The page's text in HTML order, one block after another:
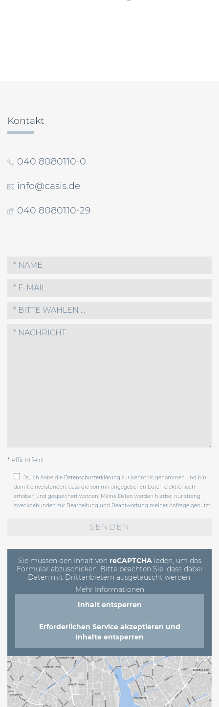
Kontakt
040 8080110-0
info@casis.de
040 8080110-29
* BITTE WÄHLEN ...
* Pflichtfeld
Ja, ich habe die Datenschutzerklärung zur Kenntnis genommen und bin
damit einverstanden, dass die von mir angegebenen Daten elektronisch
erhoben und gespeichert werden. Meine Daten werden hierbei nur streng
zweckgebunden zur Bearbeitung und Beantwortung meiner Anfrage genutzt.
Sie müssen den Inhalt von reCAPTCHAladen, um das
Formular abzuschicken. Bitte beachten Sie, dass dabei
Daten mit Drittanbietern ausgetauscht werden.
Mehr Informationen
Inhalt entsperren
Erforderlichen Service akzeptieren und
Inhalte entsperren